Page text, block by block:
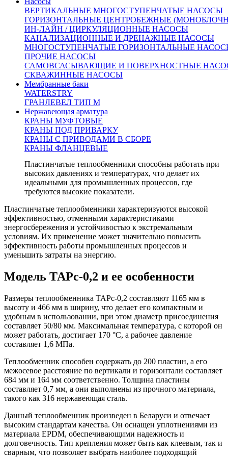
ВЕРТИКАЛЬНЫЕ МНОГОСТУПЕНЧАТЫЕ НАСОСЫ
ГОРИЗОНТАЛЬНЫЕ ЦЕНТРОБЕЖНЫЕ
ИН-ЛАЙН / ЦИРКУЛЯЦИОННЫЕ НАСОСЫ
КАНАЛИЗАЦИОННЫЕ И ДРЕНАЖНЫЕ НАСОСЫ
МНОГОСТУПЕНЧАТЫЕ ГОРИЗОНТАЛЬНЫЕ
ПРОЧИЕ НАСОСЫ
САМОВСАСЫВАЮЩИЕ И ПОВЕРХНОСТНЫЕ
СКВАЖИННЫЕ НАСОСЫ
Мембранные баки
WATERSTRY
ГРАНЛЕВЕЛ ТИП М
Нержавеющая арматура
КРАНЫ МУФТОВЫЕ
КРАНЫ ПОД ПРИВАРКУ
КРАНЫ С ПРИВОДАМИ В СБОРЕ
КРАНЫ ФЛАНЦЕВЫЕ
означает, что они способны передавать большое
количество тепла за короткий промежуток времени.
Энергосбережение. Благодаря своей конструкции и
эффективности теплообмена, пластинчатые
теплообменники могут значительно снизить затраты на
энергию и повысить энергосбережение. Это особенно
важно в промышленных процессах, где эффективность
теплообмена имеет решающее значение для экономии
ресурсов.
Модульность и масштабируемость. Пластинчатые
теплообменники имеют модульную конструкцию, что
позволяет легко увеличивать или уменьшать площадь
теплообмена в зависимости от потребностей процесса.
Они также могут быть скомпонованы внутри рамы или
корпуса, чтобы создать компактное и простое в
обслуживании оборудование.
Устойчивость к высоким давлениям и температурам.
Пластинчатые теплообменники способны работать при
высоких давлениях и температурах, что делает их
идеальными для промышленных процессов, где
требуются высокие показатели.
Пластинчатые теплообменники характеризуются высокой
эффективностью, отменными характеристиками
энергосбережения и устойчивостью к экстремальным
условиям. Их применение может значительно повысить
эффективность работы промышленных процессов и
уменьшить затраты на энергию.
Модель ТАРс-0,2 и ее особенности
Размеры теплообменника ТАРс-0,2 составляют 1165 мм в
высоту и 466 мм в ширину, что делает его компактным и
удобным в использовании, при этом диаметр присоединения
составляет 50/80 мм. Максимальная температура, с которой он
может работать, достигает 170 °C, а рабочее давление
составляет 1,6 МПа.
Теплообменник способен содержать до 200 пластин, а его
межосевое расстояние по вертикали и горизонтали составляет
684 мм и 164 мм соответственно. Толщина пластины
составляет 0,7 мм, а они выполнены из прочного материала,
такого как 316 нержавеющая сталь.
Данный теплообменник произведен в Беларуси и отвечает
высоким стандартам качества. Он оснащен уплотнениями из
материала EPDM, обеспечивающими надежность и
долговечность. Тип крепления может быть как клеевым, так и
сварным, что позволяет выбрать наиболее подходящий